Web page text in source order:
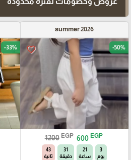
summer 2026
favorite_border -50%
1200 EGP 600 EGP
3
يوم
21
ساعة
31
دقيقة
42
ثانية
-33%